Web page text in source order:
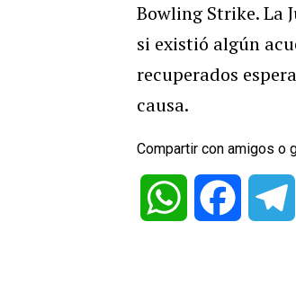
Bowling Strike. La
si existió algún
recuperados
causa.
Compartir con amigos o
WhatsApp Facebook